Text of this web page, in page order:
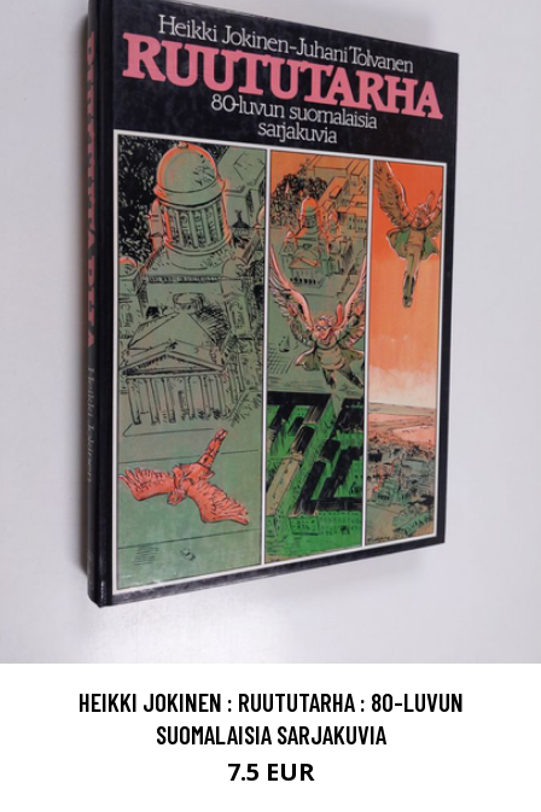
HEIKKI JOKINEN : RUUTUTARHA : 80-LUVUN
SUOMALAISIA SARJAKUVIA
7.5 EUR